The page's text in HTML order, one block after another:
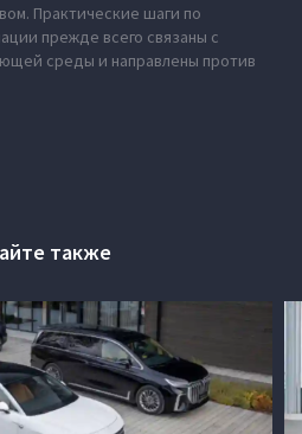
Практические шаги по
прежде всего связаны с
среды и направлены против
также